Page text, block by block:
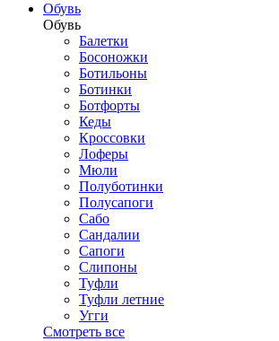
Обувь
Обувь
Балетки
Босоножки
Ботильоны
Ботинки
Ботфорты
Кеды
Кроссовки
Лоферы
Мюли
Полуботинки
Полусапоги
Сабо
Сандалии
Сапоги
Слипоны
Туфли
Туфли летние
Угги
Смотреть все